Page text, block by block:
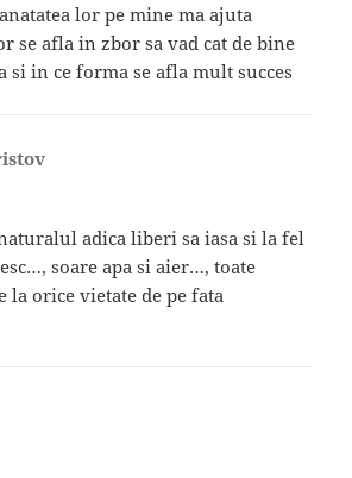
lor pe mine ma ajuta
se afla in zbor sa vad cat de bine
si in ce forma se afla mult succes
adica liberi sa iasa si la fel
soare apa si aier…, toate
la orice vietate de pe fata